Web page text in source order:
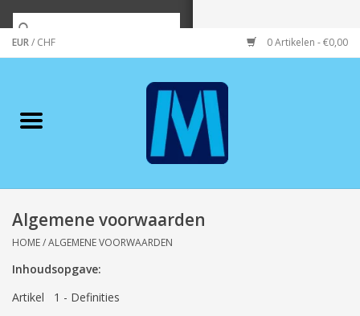
EUR/ CHF 0 Artikelen - €0,00
Merken
Wonen/koken/huishouden
Wenskaarten
Algemene voorwaarden
HOME/ALGEMENE VOORWAARDEN
Inhoudsopgave:
Artikel 1 - Definities